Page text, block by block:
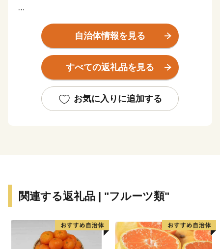
人、もの、情報の交流によって独特の文化を形成。葛飾
北斎、小林一茶など多くの文人墨客をも惹きつけまし
た。豊かな自然と風土が特産の栗菓子と宝石のような果
物を生み出します。
自治体情報を見る
すべての返礼品を見る
お気に入りに追加する
関連する返礼品 | "フルーツ類"